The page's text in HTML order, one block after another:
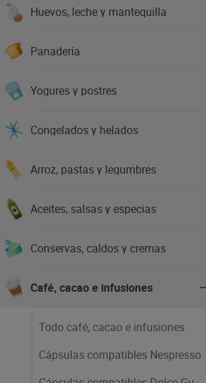
Huevos, leche y mantequilla
Panadería
Yogures y postres
Congelados y helados
Arroz, pastas y legumbres
Aceites, salsas y especias
Conservas, caldos y cremas
Café, cacao e infusiones
Todo café, cacao e infusiones
Cápsulas compatibles Nespresso